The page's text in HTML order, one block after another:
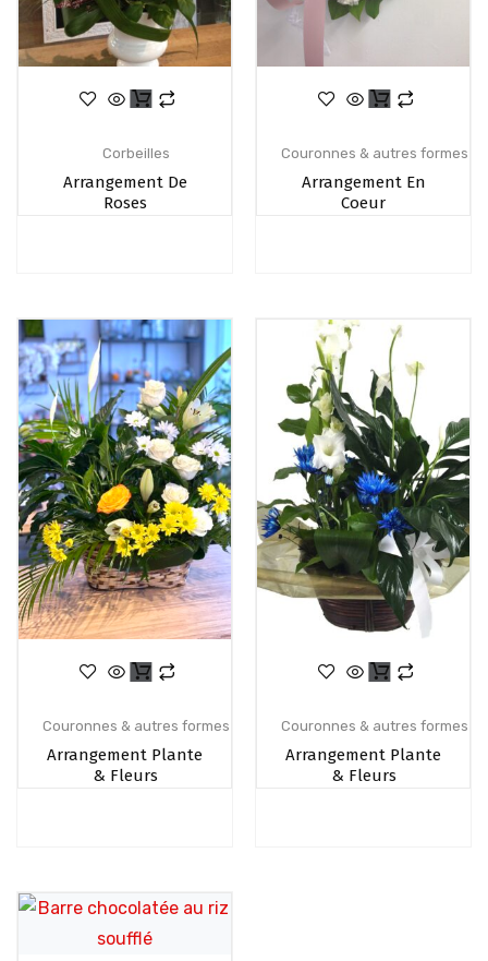
Corbeilles
Arrangement De
Roses
Couronnes & autres formes
Arrangement En
Coeur
Couronnes & autres formes
Arrangement Plante
& Fleurs
Couronnes & autres formes
Arrangement Plante
& Fleurs